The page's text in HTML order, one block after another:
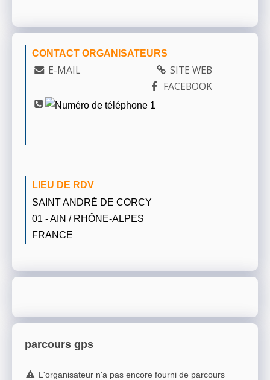
CONTACT ORGANISATEURS
E-MAIL
SITE WEB
FACEBOOK
LIEU DE RDV
SAINT ANDRÉ DE CORCY
01 - AIN / RHÔNE-ALPES
FRANCE
parcours gps
L'organisateur n'a pas encore fourni de parcours